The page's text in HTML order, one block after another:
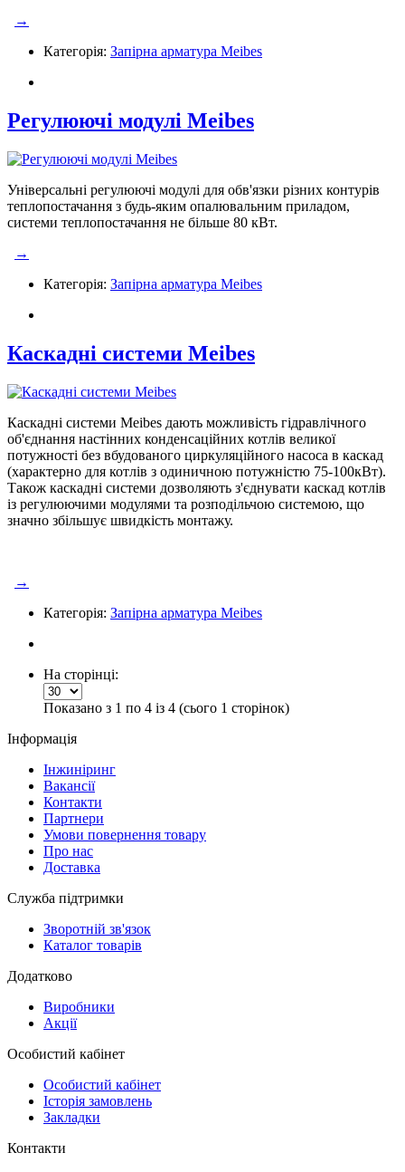
→
Категорія: Запірна арматура Meibes
Регулюючі модулі Meibes
Універсальні регулюючі модулі для обв'язки різних контурів
теплопостачання з будь-яким опалювальним приладом,
системи теплопостачання не більше 80 кВт.
→
Категорія: Запірна арматура Meibes
Каскадні системи Meibes
Каскадні системи Meibes дають можливість гідравлічного
об'єднання настінних конденсаційних котлів великої
потужності без вбудованого циркуляційного насоса в каскад
(характерно для котлів з одиничною потужністю 75-100кВт).
Також каскадні системи дозволяють з'єднувати каскад котлів
із регулюючими модулями та розподільчою системою, що
значно збільшує швидкість монтажу.
→
Категорія: Запірна арматура Meibes
На сторінці:
Показано з 1 по 4 із 4 (сього 1 сторінок)
Інформація
Інжиніринг
Вакансії
Контакти
Партнери
Умови повернення товару
Про нас
Доставка
Служба підтримки
Зворотній зв'язок
Каталог товарів
Додатково
Виробники
Акції
Особистий кабінет
Особистий кабінет
Історія замовлень
Закладки
Контакти